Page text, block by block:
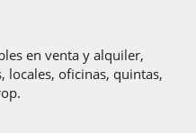
en venta y alquiler,
locales, oficinas, quintas,